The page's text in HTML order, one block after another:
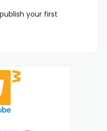
your first